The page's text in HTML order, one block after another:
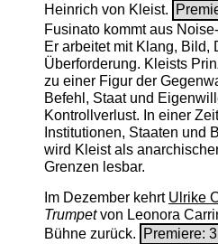
Heinrich von Kleist.
Fusinato kommt aus
Er arbeitet mit Klang, Bild,
Überforderung. Kleists
zu einer Figur der
Befehl, Staat und
Kontrollverlust. In einer
Institutionen, Staaten und
wird Kleist als
Grenzen lesbar.
Im Dezember kehrt Ulrike
Trumpetvon Leonora
Bühne zurück.
Premiere: